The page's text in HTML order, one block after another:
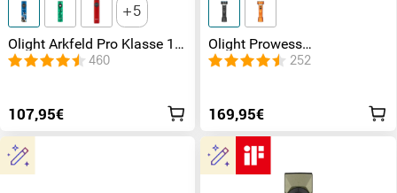
5
Olight Arkfeld Pro Klasse 1
EDC Taschenlampe mit UV
Licht Laser und Weißlicht
460
107,95€
Olight Prowess
Leistungsstarke
Taschenlampe gemütliches
252
169,95€